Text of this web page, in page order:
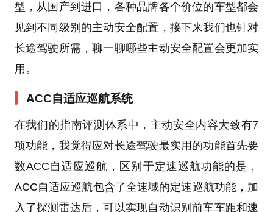
型，从国产到进口，各种品牌各个价位的车型都会
见到不同级别的主动安全配置，接下来我们也针对
长途驾驶所需，聊一聊哪些主动安全配置会更加实
用。
ACC自适应巡航系统
在我们的指南评测体系中，主动安全内容大致有7
项功能，我觉得应对长途驾驶最实用的功能首先要
数ACC自适应巡航，区别于定速巡航功能的是，
ACC自适应巡航包含了全速域的定速巡航功能，加
入了探测雷达后，可以实现自动识别前车车距和速